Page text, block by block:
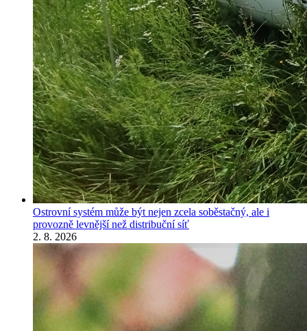
Ostrovní systém může být nejen zcela soběstačný, ale i
provozně levnější než distribuční síť
2. 8. 2026